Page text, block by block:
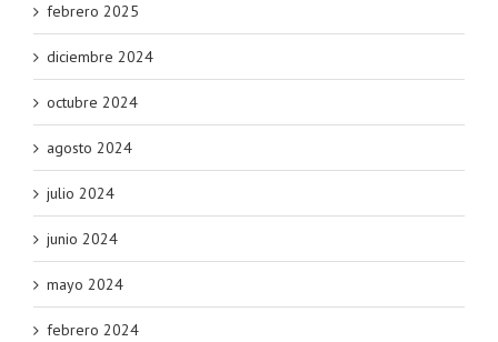
febrero 2025
diciembre 2024
octubre 2024
agosto 2024
julio 2024
junio 2024
mayo 2024
febrero 2024